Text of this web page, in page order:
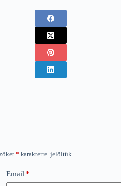
* karakterrel jelöltük
Email *